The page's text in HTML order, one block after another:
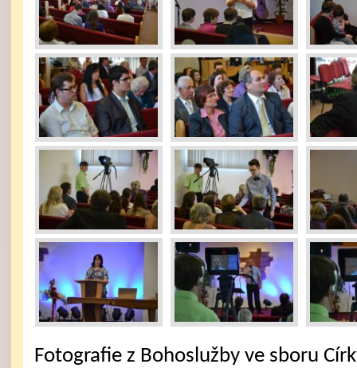
Fotografie z Bohoslužby ve sboru